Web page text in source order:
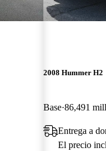
2008 Hummer H2
Base 86,491
Entrega a
El precio